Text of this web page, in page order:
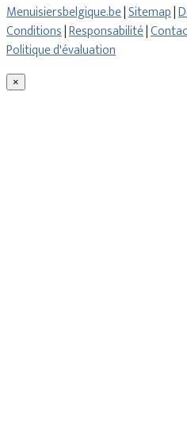
Menuisiersbelgique.be|Sitemap|
Conditions|Responsabilité|
Politique d'évaluation
×